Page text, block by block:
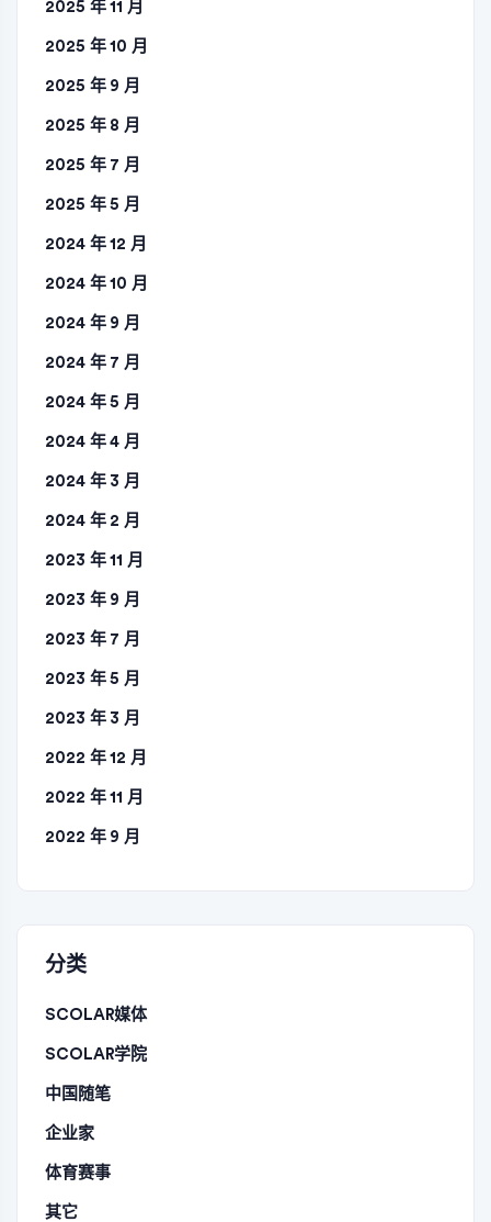
2025 年 11 月
2025 年 10 月
2025 年 9 月
2025 年 8 月
2025 年 7 月
2025 年 5 月
2024 年 12 月
2024 年 10 月
2024 年 9 月
2024 年 7 月
2024 年 5 月
2024 年 4 月
2024 年 3 月
2024 年 2 月
2023 年 11 月
2023 年 9 月
2023 年 7 月
2023 年 5 月
2023 年 3 月
2022 年 12 月
2022 年 11 月
2022 年 9 月
分类
SCOLAR媒体
SCOLAR学院
中国随笔
企业家
体育赛事
其它